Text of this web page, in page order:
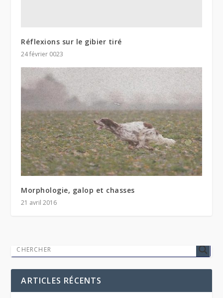
Réflexions sur le gibier tiré
24 février 0023
Morphologie, galop et chasses
21 avril 2016
ARTICLES RÉCENTS